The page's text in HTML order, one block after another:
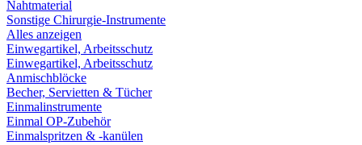
Nahtmaterial
Sonstige Chirurgie-Instrumente
Alles anzeigen
Einwegartikel, Arbeitsschutz
Einwegartikel, Arbeitsschutz
Anmischblöcke
Becher, Servietten & Tücher
Einmalinstrumente
Einmal OP-Zubehör
Einmalspritzen & -kanülen